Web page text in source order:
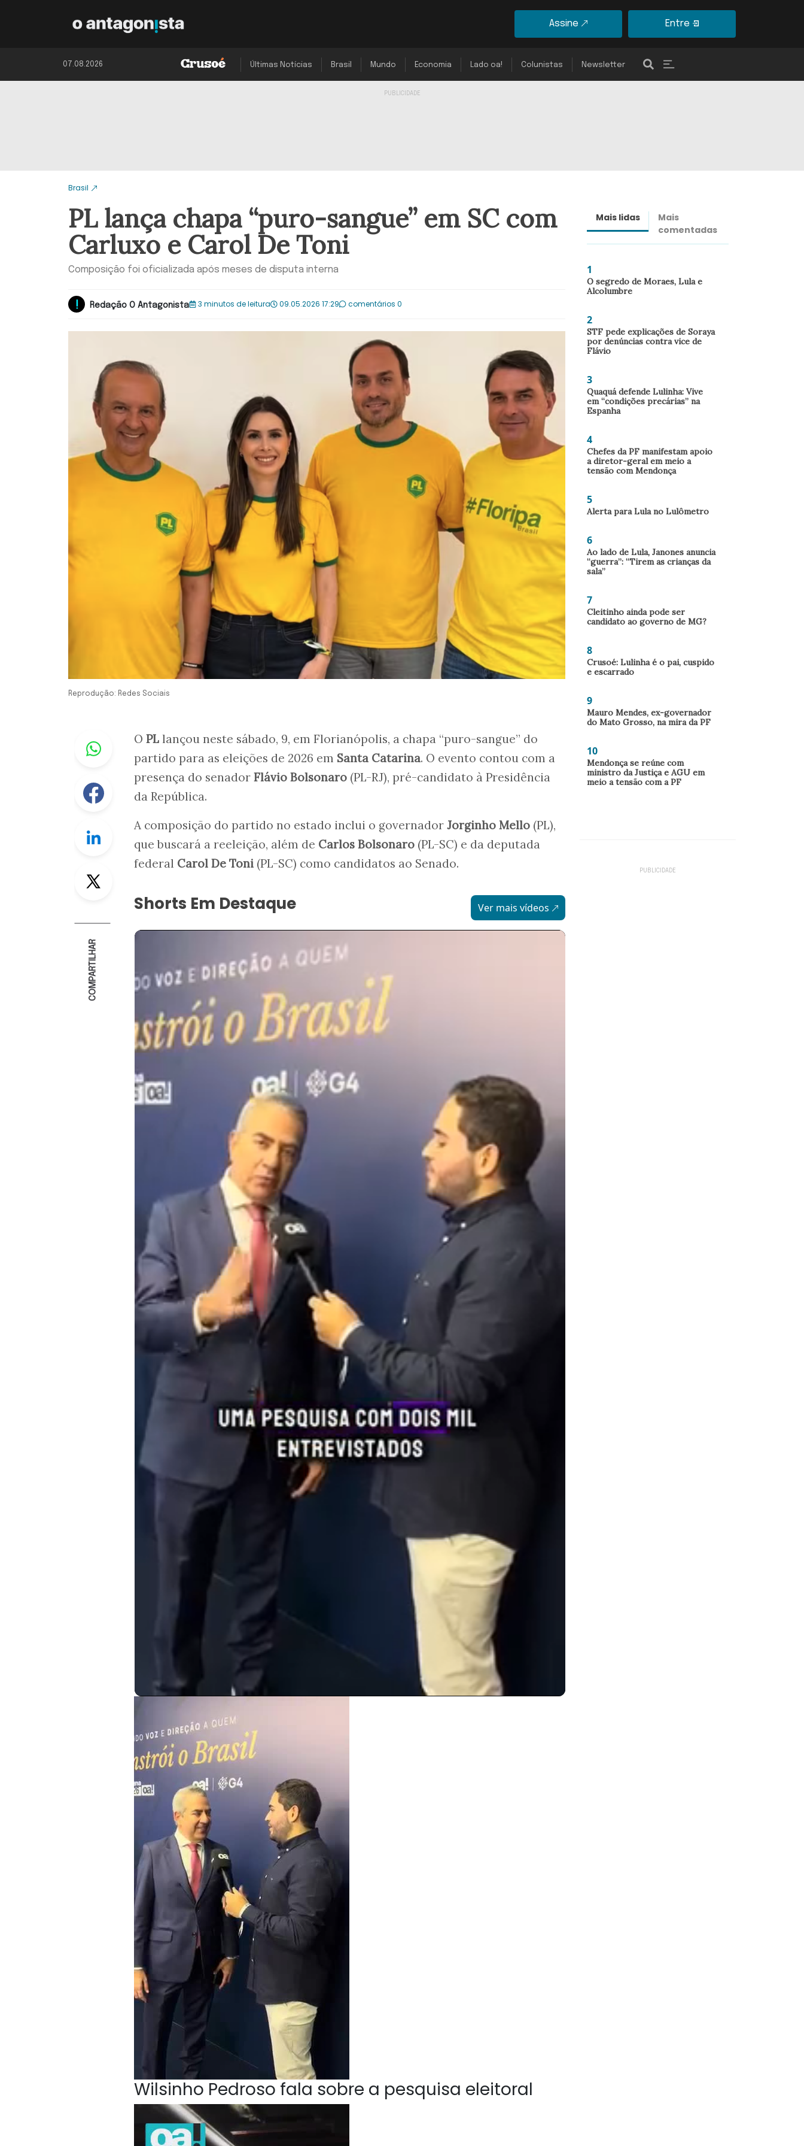
Assine Entre
07.08.2026 Últimas Notícias Brasil Mundo Economia Lado oa! Colunistas Newsletter
Brasil
PL lança chapa “puro-sangue” em SC com
Carluxo e Carol De Toni
Composição foi oficializada após meses de disputa interna
Redação O Antagonista 3 minutos de leitura 09.05.2026 17:29 comentários 0
Reprodução: Redes Sociais
Whastapp
Facebook
Linkedin
Twitter
COMPARTILHAR
O PL lançou neste sábado, 9, em Florianópolis, a chapa “puro-sangue” do
partido para as eleições de 2026 em Santa Catarina. O evento contou com a
presença do senador Flávio Bolsonaro (PL-RJ), pré-candidato à Presidência
da República.
A composição do partido no estado inclui o governador Jorginho Mello (PL),
que buscará a reeleição, além de Carlos Bolsonaro (PL-SC) e da deputada
federal Carol De Toni (PL-SC) como candidatos ao Senado.
Shorts Em Destaque Ver mais vídeos
Wilsinho Pedroso fala sobre a pesquisa eleitoral
Mais lidas
Mais
comentadas
1
O segredo de Moraes, Lula e
Alcolumbre
2
STF pede explicações de Soraya
por denúncias contra vice de
Flávio
3
Quaquá defende Lulinha: Vive
em “condições precárias” na
Espanha
4
Chefes da PF manifestam apoio
a diretor-geral em meio a
tensão com Mendonça
5
Alerta para Lula no Lulômetro
6
Ao lado de Lula, Janones anuncia
“guerra”: “Tirem as crianças da
sala”
7
Cleitinho ainda pode ser
candidato ao governo de MG?
8
Crusoé: Lulinha é o pai, cuspido
e escarrado
9
Mauro Mendes, ex-governador
do Mato Grosso, na mira da PF
10
Mendonça se reúne com
ministro da Justiça e AGU em
meio a tensão com a PF